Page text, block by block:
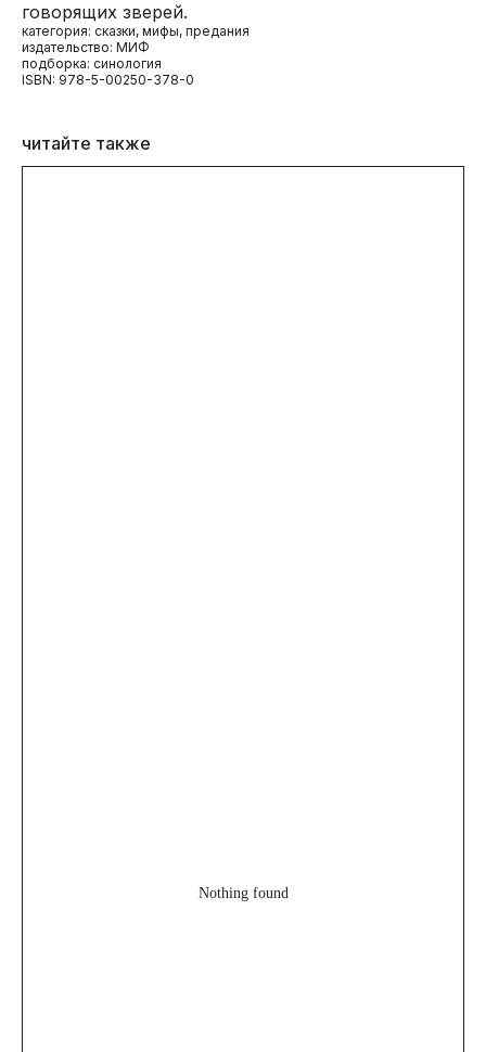
говорящих зверей.
категория: сказки, мифы, предания
издательство: МИФ
подборка: синология
ISBN: 978-5-00250-378-0
читайте также
Nothing found